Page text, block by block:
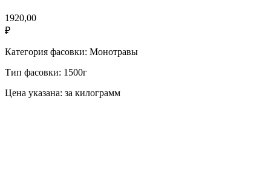
1920,00
₽
Категория фасовки: Монотравы
Тип фасовки: 1500г
Цена указана: за килограмм